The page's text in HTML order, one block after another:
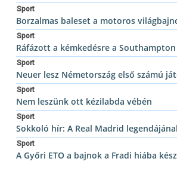
Sport
Borzalmas baleset a motoros
Sport
Ráfázott a kémkedésre a Southampton
Sport
Neuer lesz Németország első számú
Sport
Nem leszünk ott kézilabda vébén
Sport
Sokkoló hír: A Real Madrid
Sport
A Győri ETO a bajnok a Fradi hiába